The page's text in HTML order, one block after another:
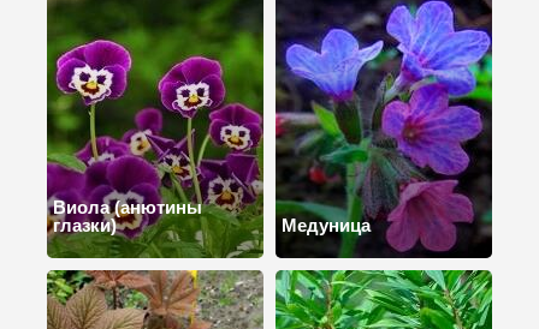
Виола (анютины
глазки)
Медуница